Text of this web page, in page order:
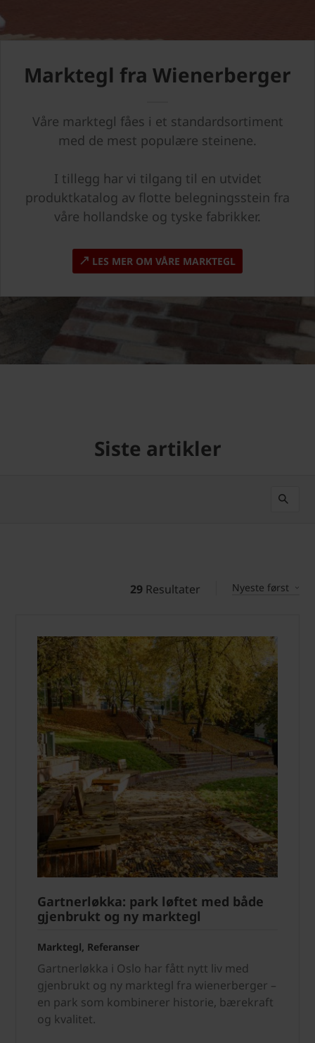
Marktegl fra Wienerberger
Våre marktegl fåes i et standardsortiment
med de mest populære steinene.
I tillegg har vi tilgang til en utvidet
produktkatalog av flotte belegningsstein fra
våre hollandske og tyske fabrikker.
LES MER OM VÅRE MARKTEGL
Siste artikler
29 Resultater Nyeste først
Gartnerløkka: park løftet med både
gjenbrukt og ny marktegl
Marktegl, Referanser
Gartnerløkka i Oslo har fått nytt liv med
gjenbrukt og ny marktegl fra wienerberger –
en park som kombinerer historie, bærekraft
og kvalitet.